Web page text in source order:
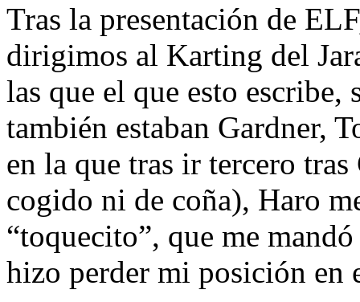
Tras la presentación de
dirigimos al Karting del
las que el que esto
también estaban Gardner,
en la que tras ir tercero
cogido ni de coña), Haro
“toquecito”, que me
hizo perder mi posición en